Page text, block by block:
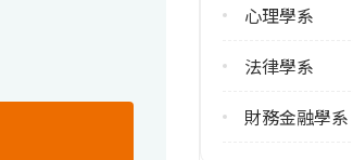
修輔系人數
10
113學年度下學期
心理學系
法律學系
財務金融學系